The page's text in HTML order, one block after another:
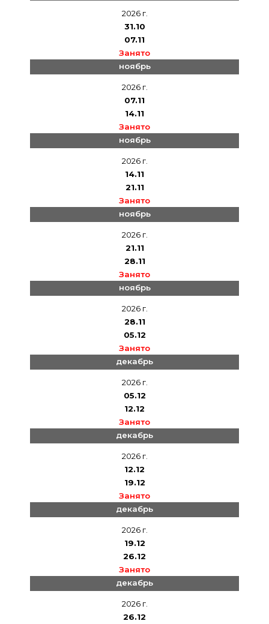
2026 г.
31.10
07.11
Занято
ноябрь
2026 г.
07.11
14.11
Занято
ноябрь
2026 г.
14.11
21.11
Занято
ноябрь
2026 г.
21.11
28.11
Занято
ноябрь
2026 г.
28.11
05.12
Занято
декабрь
2026 г.
05.12
12.12
Занято
декабрь
2026 г.
12.12
19.12
Занято
декабрь
2026 г.
19.12
26.12
Занято
декабрь
2026 г.
26.12